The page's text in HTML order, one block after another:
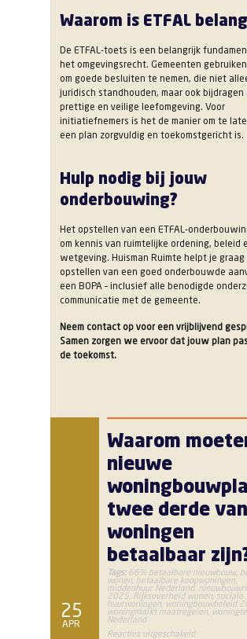
Waarom is ETFAL
De ETFAL-toets is een belangrijk
het omgevingsrecht. Gemeenten
om goede besluiten te nemen, die niet
juridisch standhouden, maar ook bijdragen
prettige en veilige leefomgeving. Voor
initiatiefnemers is het de manier om te
een plan zorgvuldig en toekomstgericht is.
Hulp nodig bij jouw
onderbouwing?
Het opstellen van een ETFAL-
om kennis van ruimtelijke ordening, beleid
wetgeving. Huisman Ruimte helpt je
opstellen van een goed onderbouwde
een BOPA – inclusief alle benodigde
communicatie met de gemeente.
Neem contact op voor een vrijblijvend
Samen zorgen we ervoor dat jouw plan
de toekomst.
25
APR
Waarom
nieuwe
twee derde
woningen
betaalbaar
Tags: 66% betaalbare nieuwbouw,
wonen betaalbare koopwoningen,
middenhuur Nederland,
2025 Rijksoverheid wonen sociale
huurwoningen woningbouwbeleid
woningmarkt maatregelen
Nederland
Reacties uitgeschakeldvoor